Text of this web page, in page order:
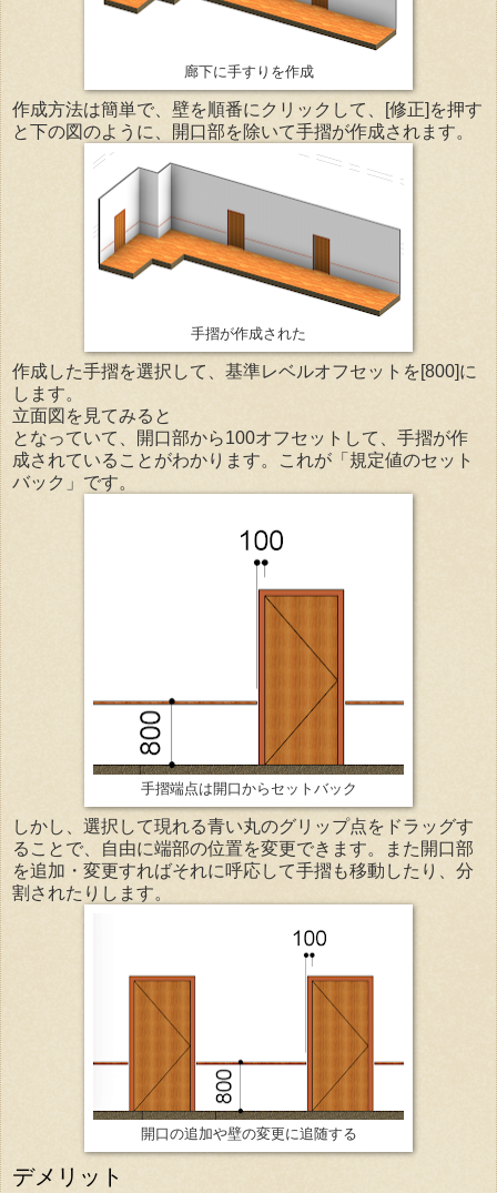
廊下に手すりを作成
作成方法は簡単で、壁を順番にクリックして、[修正]を押す
と下の図のように、開口部を除いて手摺が作成されます。
手摺が作成された
作成した手摺を選択して、基準レベルオフセットを[800]に
します。
立面図を見てみると
となっていて、開口部から100オフセットして、手摺が作
成されていることがわかります。これが「規定値のセット
バック」です。
手摺端点は開口からセットバック
しかし、選択して現れる青い丸のグリップ点をドラッグす
ることで、自由に端部の位置を変更できます。また開口部
を追加・変更すればそれに呼応して手摺も移動したり、分
割されたりします。
開口の追加や壁の変更に追随する
デメリット